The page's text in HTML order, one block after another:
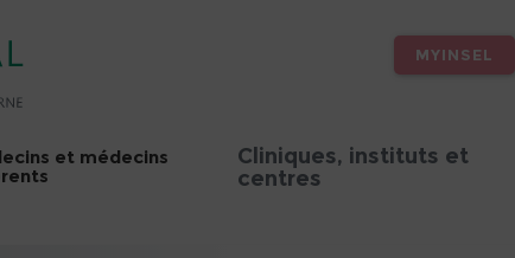
MYINSEL
et médecins
Cliniques, instituts et
centres